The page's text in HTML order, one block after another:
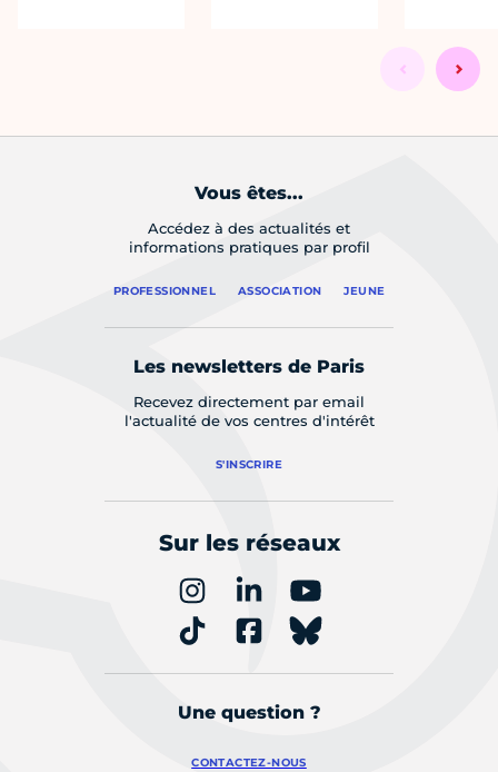
Vous êtes...
Accédez à des actualités et
informations pratiques par profil
PROFESSIONNEL ASSOCIATION JEUNE
Les newsletters de Paris
Recevez directement par email
l'actualité de vos centres d'intérêt
S'INSCRIRE
Sur les réseaux
Une question ?
CONTACTEZ-NOUS